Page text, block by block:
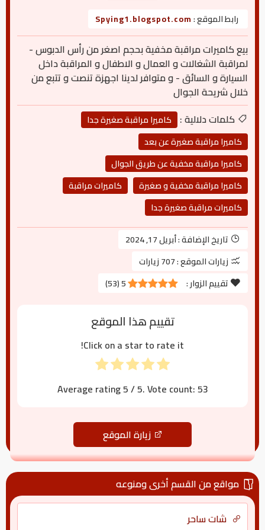
رابط الموقع :Spying1.blogspot.com
بيع كاميرات مراقبة مخفية بحجم اصغر من رأس الدبوس -
لمراقبة الشغالات و العمال و الاطفال و المراقبة داخل
السيارة و السائق - و متوافر لدينا اجهزة تنصت و تتبع من
خلال شريحة الجوال
كلمات دلالية :
كاميرا مراقبة صغيرة جدا
كاميرا مراقبة صغيرة عن بعد
كاميرا مراقبة مخفية عن طريق الجوال
كاميرا مراقبة مخفية و صغيرة
كاميرات مراقبة
كاميرات مراقبة صغيرة جدا
تاريخ الإضافة :أبريل 17, 2024
زيارات الموقع :707 زيارات
تقييم الزوار :
5
(
53
)
تقييم هذا الموقع
Click on a star to rate it!
Average rating5/ 5. Vote count:53
زيارة الموقع
مواقع من القسم أخرى ومنوعه
شات ساحر